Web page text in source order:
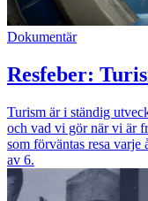
Dokumentär
Resfeber:
Turism är i ständig
och vad vi gör när vi är
som förväntas resa
av 6.